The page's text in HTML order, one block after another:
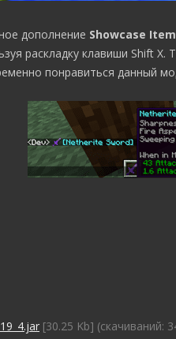
дополнение Showcase Item
раскладку клавиши Shift
понравиться данный
[30.25 Kb] (cкачиваний: